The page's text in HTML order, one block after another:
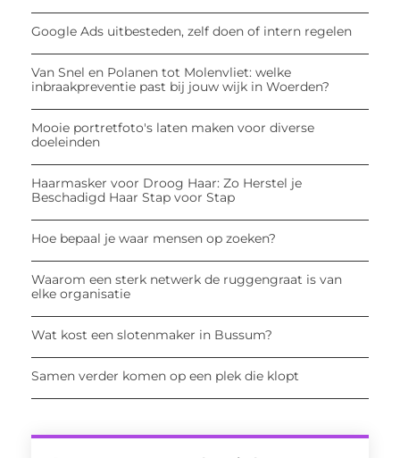
Google Ads uitbesteden, zelf doen of intern regelen
Van Snel en Polanen tot Molenvliet: welke
inbraakpreventie past bij jouw wijk in Woerden?
Mooie portretfoto's laten maken voor diverse
doeleinden
Haarmasker voor Droog Haar: Zo Herstel je
Beschadigd Haar Stap voor Stap
Hoe bepaal je waar mensen op zoeken?
Waarom een sterk netwerk de ruggengraat is van
elke organisatie
Wat kost een slotenmaker in Bussum?
Samen verder komen op een plek die klopt